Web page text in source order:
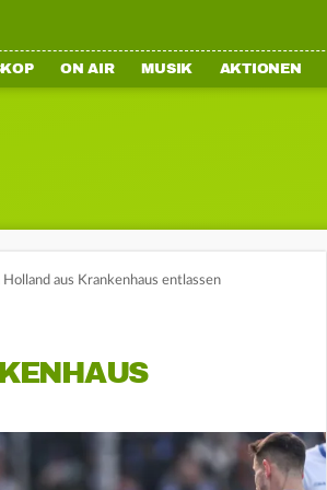
ON AIR MUSIK AKTIONEN
aus Krankenhaus entlassen